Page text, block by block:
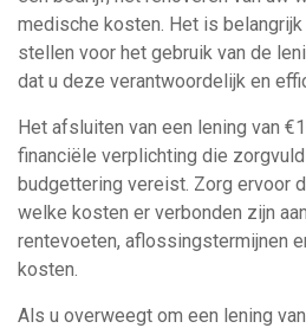
medische kosten. Het is
stellen voor het gebruik van de
dat u deze verantwoordelijk en
Het afsluiten van een lening van
financiële verplichting die
budgettering vereist. Zorg ervoor
welke kosten er verbonden zijn
rentevoeten, aflossingstermijnen
kosten.
Als u overweegt om een lening